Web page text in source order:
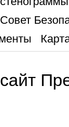
Совет